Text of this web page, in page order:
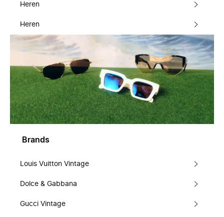
Heren
Heren
Brands
Louis Vuitton Vintage
Dolce & Gabbana
Gucci Vintage